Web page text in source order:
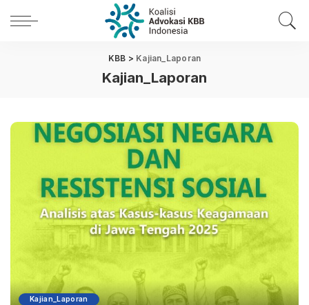
KBB > Kajian_Laporan
Kajian_Laporan
Kajian_Laporan